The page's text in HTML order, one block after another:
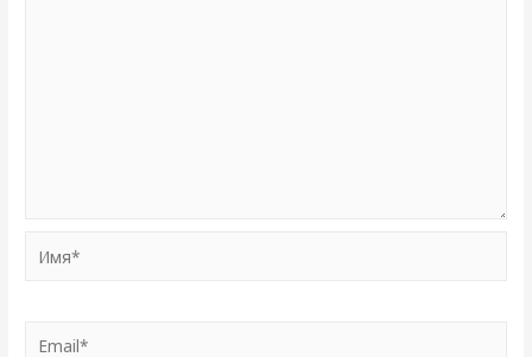
Email*